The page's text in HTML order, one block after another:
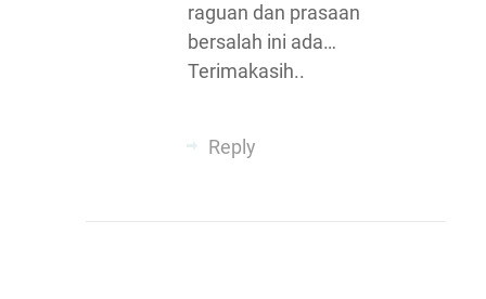
raguan dan prasaan
bersalah ini ada…
Terimakasih..
Reply